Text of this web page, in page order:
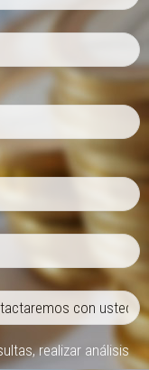
realizar análisis